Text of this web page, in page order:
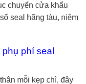
chuyển cửa khẩu
seal hãng tàu, niêm
phí seal
mỗi kẹp chì, đây